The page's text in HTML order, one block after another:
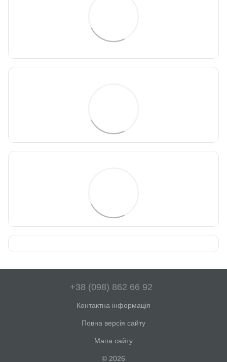
+38 (098) 862 66 92
Контактна інформація
Повна версія сайту
Мапа сайту
© 2026